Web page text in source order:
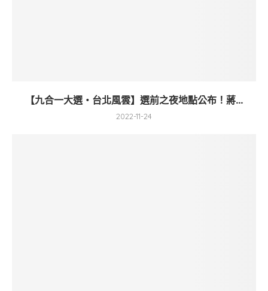
【九合一大選・台北風雲】選前之夜地點公布！蔣...
2022-11-24